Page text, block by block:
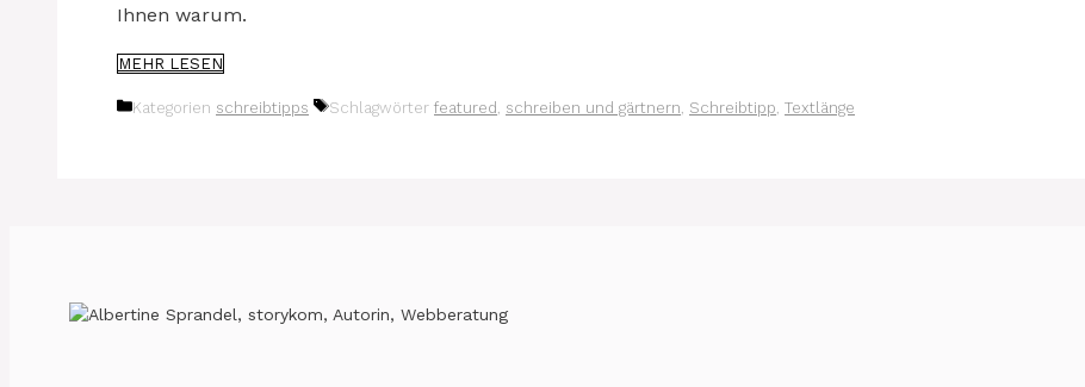
Ihnen warum.
MEHR LESEN
Kategorien schreibtipps Schlagwörter featured , schreiben und gärtnern, Schreibtipp, Textlänge